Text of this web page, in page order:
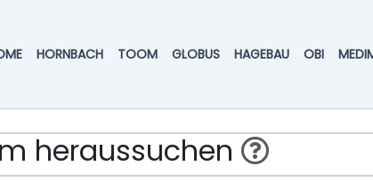
HORNBACH TOOM GLOBUS HAGEBAU OBI
heraussuchen